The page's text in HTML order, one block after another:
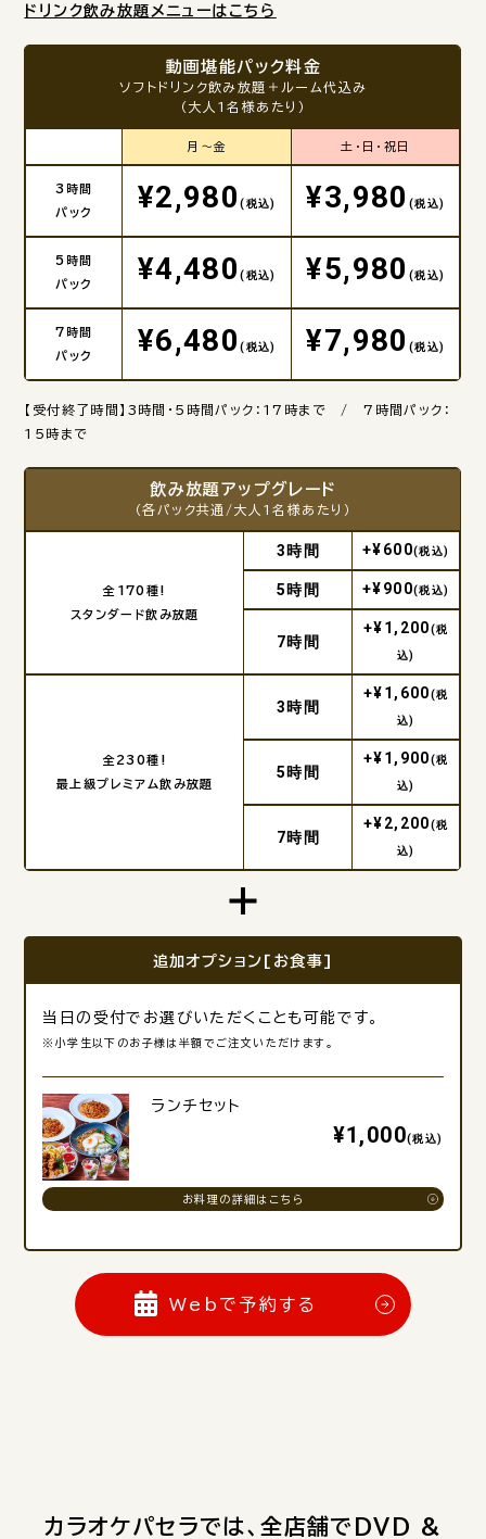
ドリンク飲み放題メニューはこちら
動画堪能パック料金
ソフトドリンク飲み放題＋ルーム代込み
（大人1名様あたり）
月～金 土・日・祝日
3時間
パック
¥2,980(税込) ¥3,980 (税込)
5時間
パック
¥4,480(税込) ¥5,980 (税込)
7時間
パック
¥6,480(税込) ¥7,980 (税込)
【受付終了時間】3時間・5時間パック：17時まで / 7時間パック：
15時まで
飲み放題アップグレード
（各パック共通/大人1名様あたり）
全170種!
スタンダード飲み放題
3時間 +¥600(税込)
5時間 +¥900(税込)
7時間
+¥1,200(税
込)
全230種!
最上級プレミアム飲み放題
3時間
+¥1,600(税
込)
5時間
+¥1,900(税
込)
7時間
+¥2,200(税
込)
追加オプション[お食事]
当日の受付でお選びいただくことも可能です。
※小学生以下のお子様は半額でご注文いただけます。
ランチセット
¥1,000(税込)
お料理の詳細はこちら
Webで予約する
カラオケパセラでは、全店舗でDVD &